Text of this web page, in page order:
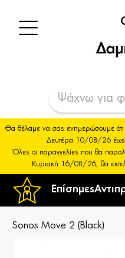
Επίσημες
Θα θέλαμε να σας ενημερώσουμε ότι
Δευτέρα 10/08/26
Όλες οι παραγγελίες που θα
Κυριακή 16/08/26, θα
Sonos Move 2 (Black)